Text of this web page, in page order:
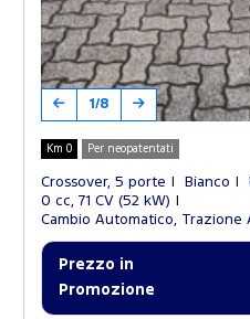
1/8
Km 0 Per neopatentati
Crossover, 5 porte Bianco
0 cc, 71 CV (52 kW)
Cambio Automatico, Trazione
Prezzo in
Promozione